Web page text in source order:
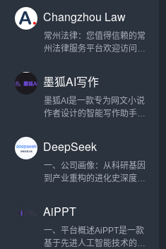
收录很容易，竞争性不强的
长尾词，排名也很容易。谁
知2024年开始还真有大量的
我众多国内旅游业务的搜外
同学，这样，这个新...
度融合，帮助企业快速提升
市场竞争力。基于
Laravel/PHP高效开发框
企业提供一站式平台开发与
优化服务，助力电商平台在
激烈的市场中脱颖而出。 我
户带来更高质量的流...
Changzhou Law
常州法律：您值得信赖的常
州法律服务平台欢迎访问常
力于为常州地区提供全面的
法律咨询和专业的法律服
务。我们的网站旨在为个人
方案以及高效的争议解决方
式。全面的法律服务在常州
律师事务所，我们提供广泛
台可就劳动争议、合同纠纷
和民事诉讼等问题提供即时
在线法律咨询。企业...
墨狐AI写作
墨狐AI是一款专为网文小说
作者设计的智能写作助手，
新手还是资深作者，墨狐AI
都能帮助你在创作过程中轻
松应对情节编排、人物设
核心功能智能剧情生成墨狐
AI可以根据用户提供的基本
设定，自动生成丰富的故事
DeepSeek
一、公司画像：从科研基因
到产业重构的进化史深度求
率”为核心理念的人工智能公
司，创始团队由清华大学、
北京大学等顶尖高校的AI科
AiPPT
一、平台概述AiPPT是一款
基于先进人工智能技术的智